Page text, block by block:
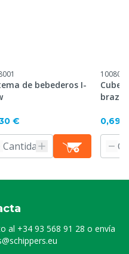
de bebederos I-
€
1008007
brazo
0,69
al +34 93 568 91 28 o envía